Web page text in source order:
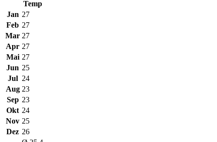
Temp
Jan 27
Feb 27
Mar 27
Apr 27
Mai 27
Jun 25
Jul 24
Aug 23
Sep 23
Okt 24
Nov 25
Dez 26